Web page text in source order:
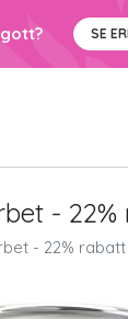
SE
-
- 22% rabatt